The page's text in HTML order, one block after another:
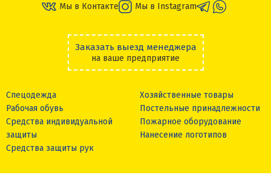
Мы в Контакте Мы в Instagram
Заказать выезд менеджера
на ваше предприятие
Спецодежда
Рабочая обувь
Средства индивидуальной
защиты
Средства защиты рук
Хозяйственные товары
Постельные принадлежности
Пожарное оборудование
Нанесение логотипов